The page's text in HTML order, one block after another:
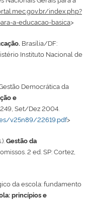
index.php?
a-educacao-basica>
Brasília/DF:
Instituto Nacional de
Democrática da
e
Set/Dez 2004.
v25n89/22619.pdf>
Gestão da
2 ed. SP: Cortez,
da escola: fundamento
princípios e